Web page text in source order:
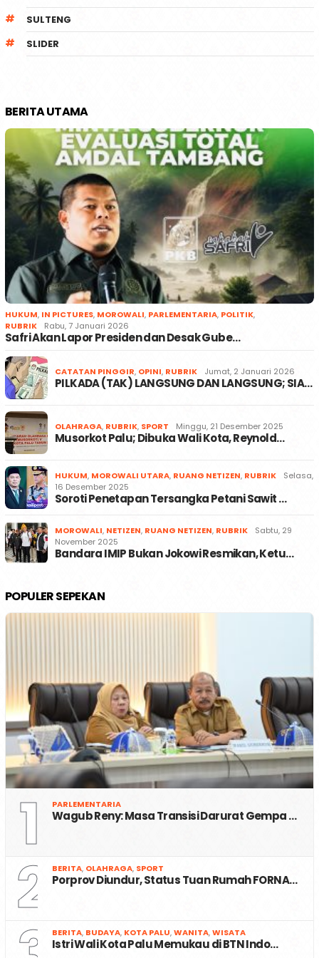
SULTENG
SLIDER
BERITA UTAMA
HUKUM, IN PICTURES, MOROWALI, PARLEMENTARIA, POLITIK,
RUBRIK
Rabu, 7 Januari 2026
Safri Akan Lapor Presiden dan Desak Gube…
CATATAN PINGGIR, OPINI, RUBRIK Jumat, 2 Januari 2026
PILKADA (TAK) LANGSUNG DAN LANGSUNG; SIA…
OLAHRAGA, RUBRIK, SPORT Minggu, 21 Desember 2025
Musorkot Palu; Dibuka Wali Kota, Reynold…
HUKUM, MOROWALI UTARA, RUANG NETIZEN, RUBRIK
Selasa,
16 Desember 2025
Soroti Penetapan Tersangka Petani Sawit …
MOROWALI, NETIZEN, RUANG NETIZEN, RUBRIK
Sabtu, 29
November 2025
Bandara IMIP Bukan Jokowi Resmikan, Ketu…
POPULER SEPEKAN
1 PARLEMENTARIA
Wagub Reny: Masa Transisi Darurat Gempa …
2 BERITA, OLAHRAGA, SPORT
Porprov Diundur, Status Tuan Rumah FORNA…
BERITA, BUDAYA, KOTA PALU,WANITA,WISATA
Istri Wali Kota Palu Memukau di BTN Indo…